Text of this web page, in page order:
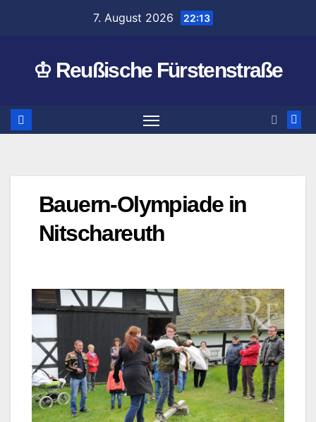
7. August 2026 22:13
♔ Reußische Fürstenstraße
Bauern-Olympiade in
Nitschareuth